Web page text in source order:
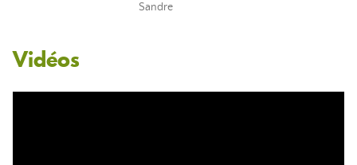
Sandre
Vidéos